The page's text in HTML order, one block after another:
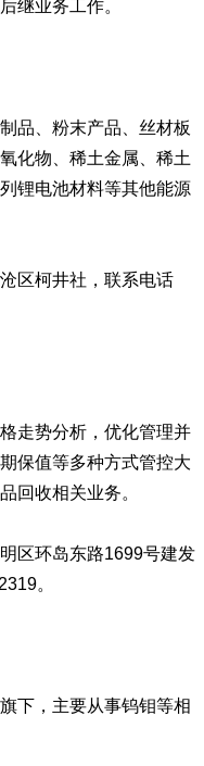
继业务工作。
品、粉末产品、丝材板
化物、稀土金属、稀土
锂电池材料等其他能源
区柯井社，联系电话
走势分析，优化管理并
保值等多种方式管控大
回收相关业务。
区环岛东路1699号建发
。
下，主要从事钨钼等相